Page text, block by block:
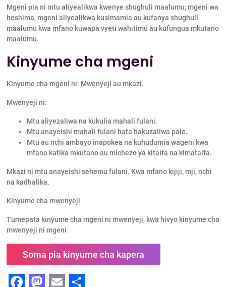
Mgeni pia ni mtu aliyealikwa kwenye shughuli maalumu; mgeni wa
heshima, mgeni aliyealikwa kusimamia au kufanya shughuli
maalumu kwa mfano kuwapa vyeti wahitimu au kufungua mkutano
maalumu.
Kinyume cha mgeni
Kinyume cha mgeni ni: Mwenyeji au mkazi.
Mwenyeji ni:
Mtu aliyezaliwa na kukulia mahali fulani.
Mtu anayeishi mahali fulani hata hakuzaliwa pale.
Mtu au nchi ambayo inapokea na kuhudumia wageni kwa
mfano katika mkutano au michezo ya kitaifa na kimataifa.
Mkazi ni mtu anayeishi sehemu fulani. Kwa mfano kijiji, mji, nchi
na kadhalika.
Kinyume cha mwenyeji
Tumepata kinyume cha mgeni ni mwenyeji, kwa hivyo kinyume cha
mwenyeji ni mgeni
Soma pia kinyume cha kapera